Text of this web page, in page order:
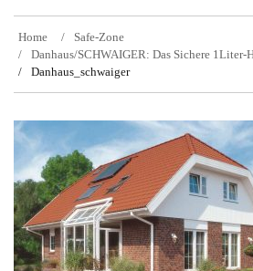
Home
Safe-Zone
Danhaus/SCHWAIGER: Das Sichere 1Liter-
Danhaus_schwaiger